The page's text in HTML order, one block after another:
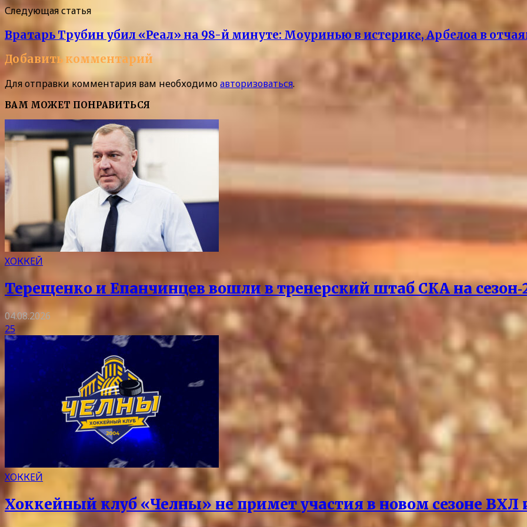
Следующая статья
Вратарь Трубин убил «Реал» на 98-й минуте: Моуринью в истерике, Арбелоа в
Добавить комментарий
Для отправки комментария вам необходимоавторизоваться.
ВАМ МОЖЕТ ПОНРАВИТЬСЯ
ХОККЕЙ
Терещенко и Епанчинцев вошли в тренерский штаб СКА на
04.08.2026
25
ХОККЕЙ
Хоккейный клуб «Челны» не примет участия в новом сезоне ВХЛ